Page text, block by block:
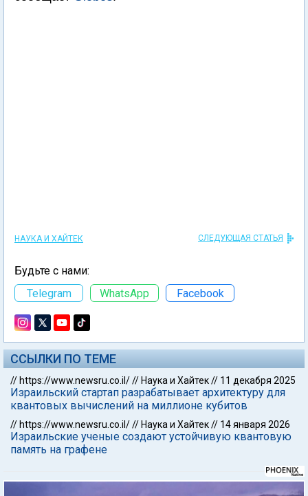
НАУКА И ХАЙТЕК СЛЕДУЮЩАЯ СТАТЬЯ
Будьте с нами:
Telegram
WhatsApp Facebook
ССЫЛКИ ПО ТЕМЕ
// https://www.newsru.co.il/// Наука и Хайтек// 11 декабря 2025
Израильский стартап разрабатывает архитектуру для
квантовых вычислений на миллионе кубитов
// https://www.newsru.co.il/// Наука и Хайтек// 14 января 2026
Израильские ученые создают устойчивую квантовую
память на графене